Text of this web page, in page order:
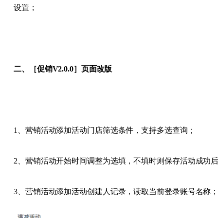
设置；
二、［促销V2.0.0］页面改版
1、营销活动添加活动门店筛选条件，支持多选查询；
2、营销活动开始时间调整为选填，不填时则保存活动成功
3、营销活动添加活动创建人记录，读取当前登录账号名称；